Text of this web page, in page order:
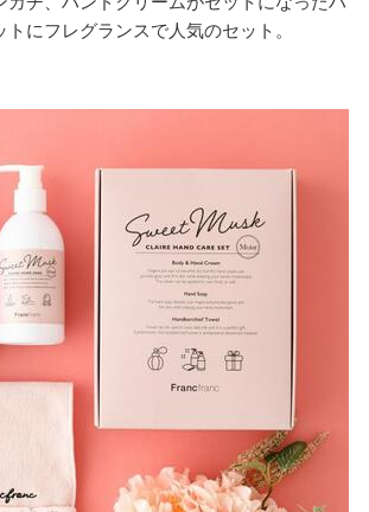
にフレグランスで人気のセット。